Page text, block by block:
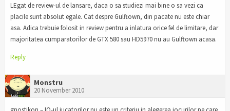
LEgat de review-ul de lansare, daca o sa studiezi mai bine o sa vezi ca
placile sunt absolut egale. Cat despre Gulftown, din pacate nu este chiar
asa. Adica trebuie folosit in review pentru a inlatura orice fel de limitare, dar
majoritatea cumparatorilor de GTX 580 sau HD5970 nu au Gulftown acasa.
Reply
Monstru
20 November 2010